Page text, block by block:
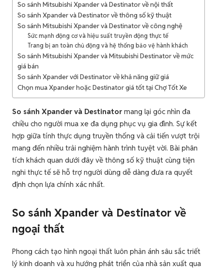
So sánh Mitsubishi Xpander và Destinator về nội thất
So sánh Xpander và Destinator về thông số kỹ thuật
So sánh Mitsubishi Xpander và Destinator về công nghệ
Sức mạnh động cơ và hiệu suất truyền động thực tế
Trang bị an toàn chủ động và hệ thống bảo vệ hành khách
So sánh Mitsubishi Xpander và Mitsubishi Destinator về mức
giá bán
So sánh Xpander với Destinator về khả năng giữ giá
Chọn mua Xpander hoặc Destinator giá tốt tại Chợ Tốt Xe
So sánh Xpander và Destinator mang lại góc nhìn đa
chiều cho người mua xe đa dụng phục vụ gia đình. Sự kết
hợp giữa tính thực dụng truyền thống và cải tiến vượt trội
mang đến nhiều trải nghiệm hành trình tuyệt vời. Bài phân
tích khách quan dưới đây về thông số kỹ thuật cùng tiện
nghi thực tế sẽ hỗ trợ người dùng dễ dàng đưa ra quyết
định chọn lựa chính xác nhất.
So sánh Xpander và Destinator về
ngoại thất
Phong cách tạo hình ngoại thất luôn phản ánh sâu sắc triết
lý kinh doanh và xu hướng phát triển của nhà sản xuất qua